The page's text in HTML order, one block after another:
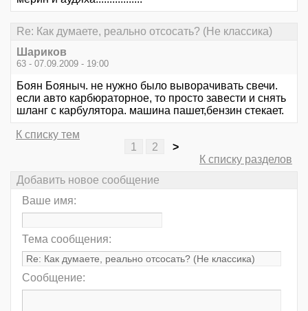
Re: Как думаете, реально отсосать? (Не классика)
Шариков
63 - 07.09.2009 - 19:00
Боян Бояныч. не нужно было выворачивать свечи.
если авто карбюраторное, то просто завести и снять
шланг с карбулятора. машина пашет,бензин стекает.
К списку тем
1
2
>
К списку разделов
Добавить новое сообщение
Ваше имя:
Тема сообщения:
Сообщение: